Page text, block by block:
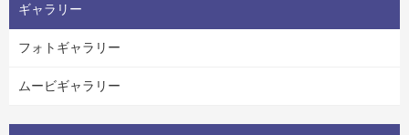
ギャラリー
フォトギャラリー
ムービギャラリー